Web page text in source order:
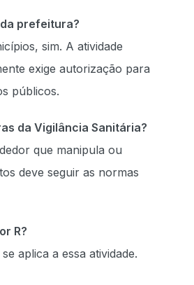
prefeitura?
sim. A atividade
exige autorização para
públicos.
da Vigilância Sanitária?
que manipula ou
deve seguir as normas
R?
aplica a essa atividade.